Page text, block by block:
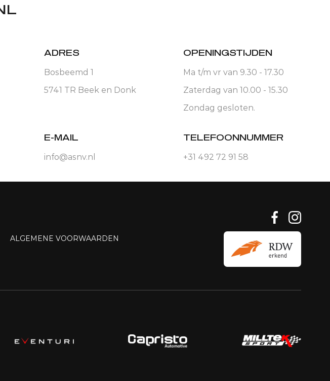
ADRES
Bosbeemd 1
5741 TR Beek en Donk
OPENINGSTIJDEN
Ma t/m vr van 9.30 - 17.30
Zaterdag van 10.00 - 15.30
Zondag gesloten.
E-MAIL
info@asnv.nl
TELEFOONNUMMER
+31 492 72 91 58
ALGEMENE VOORWAARDEN